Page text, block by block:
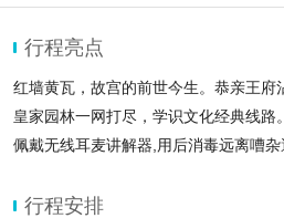
行程亮点
红墙黄瓦，故宫的前世今生。恭亲王府
皇家园林一网打尽，学识文化经典线路。
佩戴无线耳麦讲解器,用后消毒远离嘈
行程安排